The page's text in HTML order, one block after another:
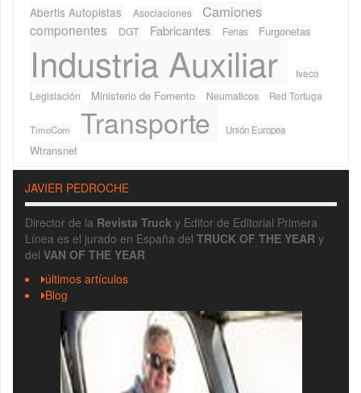
Abertis Autopistas Asociaciones Camiones
componentes DGT Fabricantes Ferias Furgonetas
Industria Auxiliar
Iveco
Legislación
Ministerio de Fomento Neumaticos Red Tortuga
TimoCom Transporte Unión Europea
Wtransnet
JAVIER PEDROCHE
Director de la Revista Truck y Editor de Editorial Primera
Línea es el jurado en España del TRUCK OF THE YEAR y
del VAN OF THE YEAR
últimos artículos
Blog